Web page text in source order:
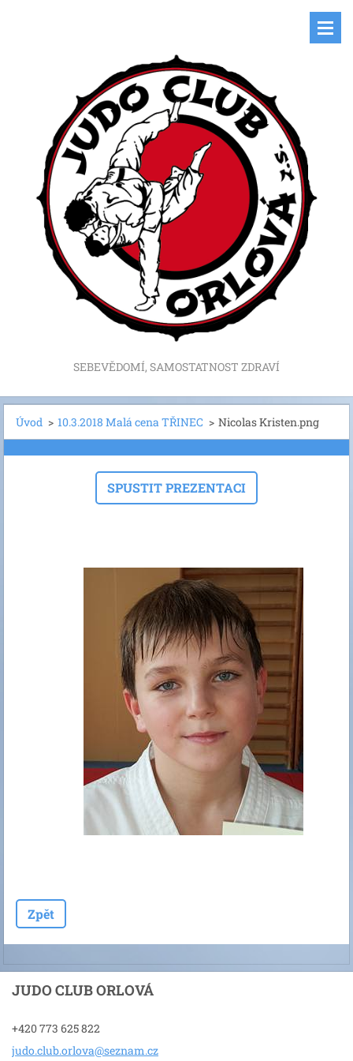
SEBEVĚDOMÍ, SAMOSTATNOST ZDRAVÍ
Úvod > 10.3.2018 Malá cena TŘINEC > Nicolas Kristen.png
SPUSTIT PREZENTACI
Zpět
JUDO CLUB ORLOVÁ
+420 773 625 822
judo.club.orlova@seznam.cz